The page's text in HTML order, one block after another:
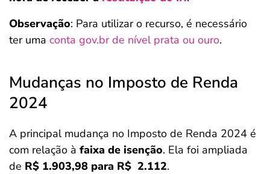
Observação: Para utilizar o recurso, é necessário
ter uma conta gov.br de nível prata ou ouro.
Mudanças no Imposto de Renda
2024
A principal mudança no Imposto de Renda 2024 é
com relação à faixa de isenção. Ela foi ampliada
de R$ 1.903,98 para R$ 2.112.